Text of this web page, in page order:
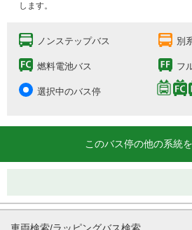
します。
ノンステップバス 別
燃料電池バス フ
選択中のバス停
このバス停の他の系統